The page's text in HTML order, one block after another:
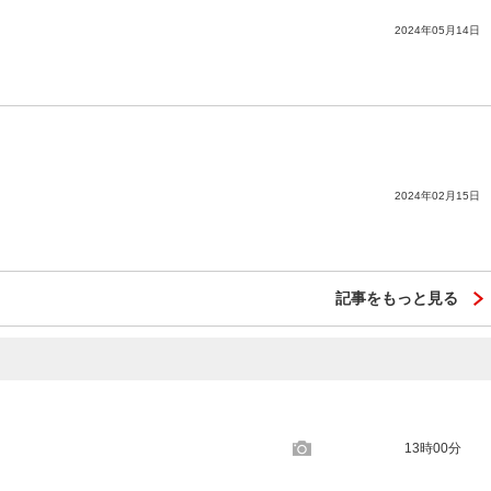
2024年05月14日
2024年02月15日
記事をもっと見る
13時00分